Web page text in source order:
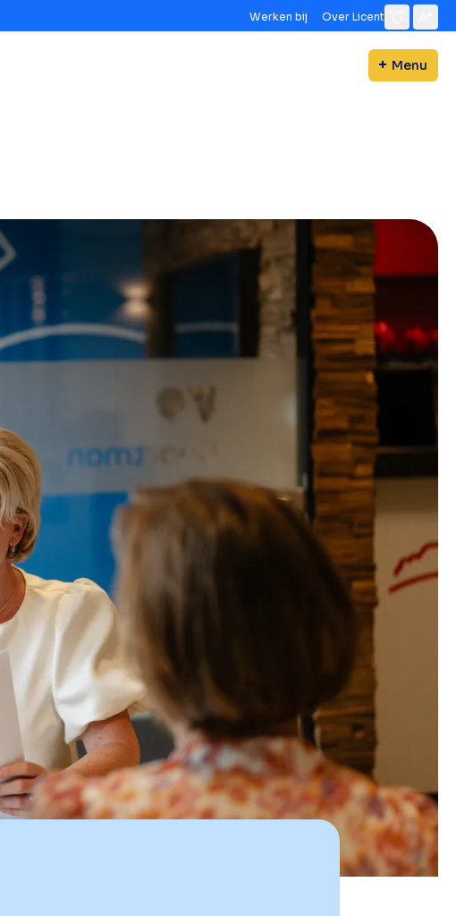
Werken bij Over Licent
Menu